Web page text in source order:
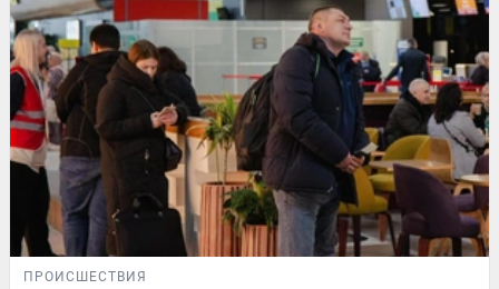
ПРОИСШЕСТВИЯ